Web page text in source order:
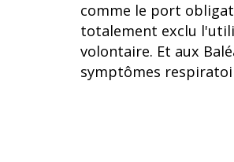
comme le port
totalement exclu
volontaire. Et aux
symptômes